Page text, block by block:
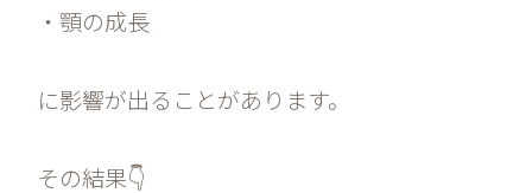
・顎の成長
に影響が出ることがあります。
その結果👇